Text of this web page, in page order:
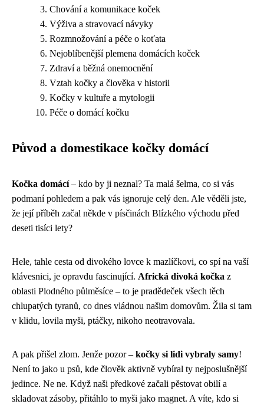
Chování a komunikace koček
Výživa a stravovací návyky
Rozmnožování a péče o koťata
Nejoblíbenější plemena domácích koček
Zdraví a běžná onemocnění
Vztah kočky a člověka v historii
Kočky v kultuře a mytologii
Péče o domácí kočku
Původ a domestikace kočky domácí
Kočka domácí– kdo by ji neznal? Ta malá šelma, co si vás
podmaní pohledem a pak vás ignoruje celý den. Ale věděli jste,
že její příběh začal někde v písčinách Blízkého východu před
deseti tisíci lety?
Hele, tahle cesta od divokého lovce k mazlíčkovi, co spí na vaší
klávesnici, je opravdu fascinující. Africká divoká kočka z
oblasti Plodného půlměsíce – to je pradědeček všech těch
chlupatých tyranů, co dnes vládnou našim domovům. Žila si tam
v klidu, lovila myši, ptáčky, nikoho neotravovala.
A pak přišel zlom. Jenže pozor – kočky si lidi vybraly samy!
Není to jako u psů, kde člověk aktivně vybíral ty nejposlušnější
jedince. Ne ne. Když naši předkové začali pěstovat obilí a
skladovat zásoby, přitáhlo to myši jako magnet. A víte, kdo si